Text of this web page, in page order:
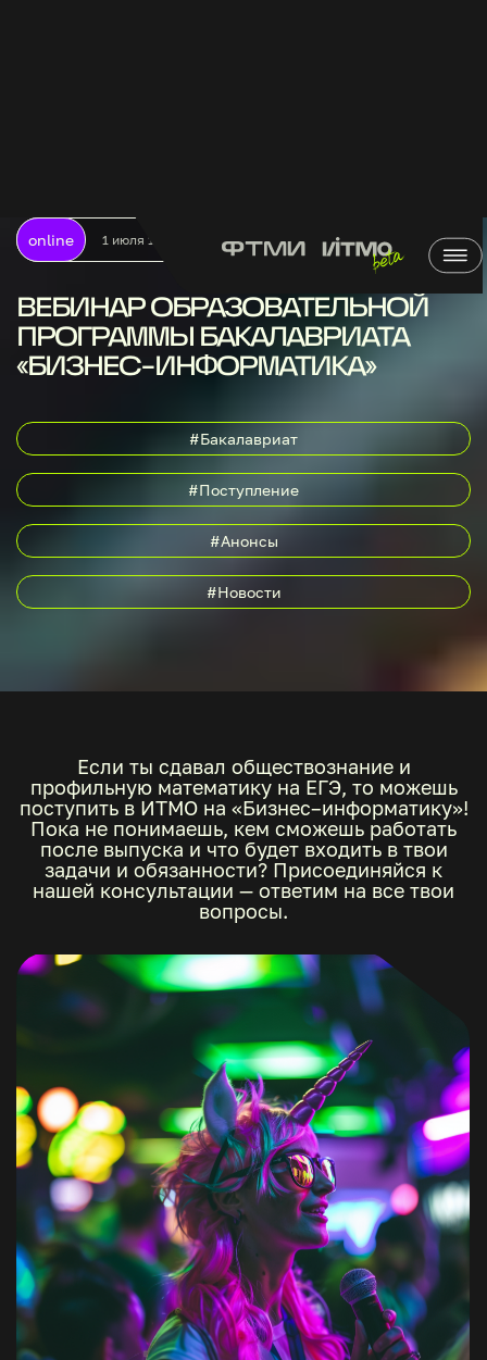
online 1 июля 11:00-13:00
ВЕБИНАР ОБРАЗОВАТЕЛЬНОЙ
ПРОГРАММЫ БАКАЛАВРИАТА
«БИЗНЕС-ИНФОРМАТИКА»
#Бакалавриат
#Поступление
#Анонсы
#Новости
Если ты сдавал обществознание и
профильную математику на ЕГЭ, то можешь
поступить в ИТМО на «Бизнес–информатику»!
Пока не понимаешь, кем сможешь работать
после выпуска и что будет входить в твои
задачи и обязанности? Присоединяйся к
нашей консультации — ответим на все твои
вопросы.